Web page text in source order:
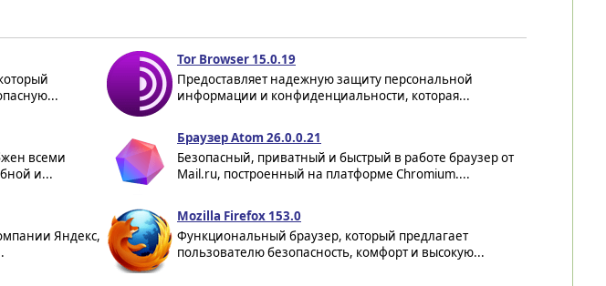
Tor Browser 15.0.19
Предоставляет надежную защиту персональной
информации и конфиденциальности, которая...
всеми
и...
Браузер Atom 26.0.0.21
Безопасный, приватный и быстрый в работе браузер от
Mail.ru, построенный на платформе Chromium....
Яндекс,
Mozilla Firefox 153.0
Функциональный браузер, который предлагает
пользователю безопасность, комфорт и высокую...